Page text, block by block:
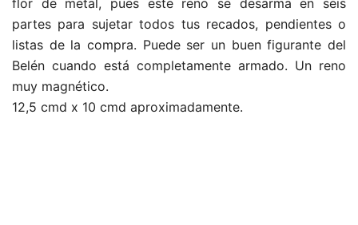
flor de metal, pues este reno se desarma en seis
partes para sujetar todos tus recados, pendientes o
listas de la compra. Puede ser un buen figurante del
Belén cuando está completamente armado. Un reno
muy magnético.
12,5 cmd x 10 cmd aproximadamente.